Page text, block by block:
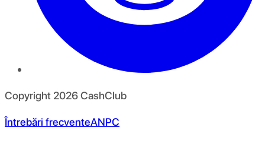
Copyright 2026CashClub
Întrebări frecventeANPC